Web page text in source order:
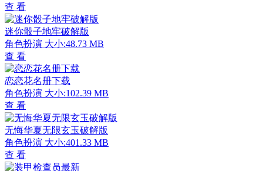
查 看
迷你骰子地牢破解版
角色扮演 大小:48.73 MB
查 看
恋恋花名册下载
角色扮演 大小:102.39 MB
查 看
无悔华夏无限玄玉破解版
角色扮演 大小:401.33 MB
查 看